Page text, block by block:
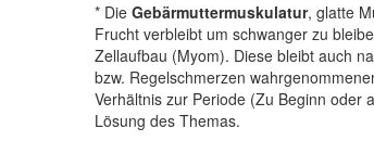
* Die Gebärmuttermuskulatur, glatte
Frucht verbleibt um schwanger zu
Zellaufbau (Myom). Diese bleibt auch
bzw. Regelschmerzen
Verhältnis zur Periode (Zu Beginn oder
Lösung des Themas.